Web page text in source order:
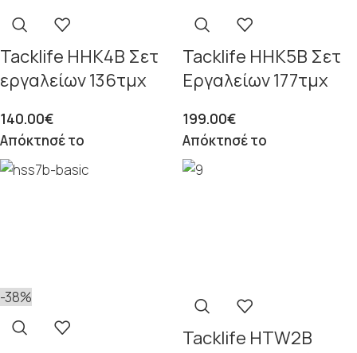
Tacklife HHK4B Σετ
εργαλείων 136τμχ
140.00€
Απόκτησέ το
Tacklife HHK5B Σετ
Εργαλείων 177τμχ
199.00€
Απόκτησέ το
-38%
Tacklife HTW2B